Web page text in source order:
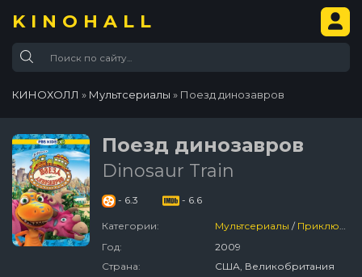
KINOHALL
КИНОХОЛЛ » Мультсериалы » Поезд динозавров
Поезд динозавров
Dinosaur Train
- 6.3 - 6.6
Категории: Мультсериалы / Приключения
Год:
2009
Страна:
США, Великобритания